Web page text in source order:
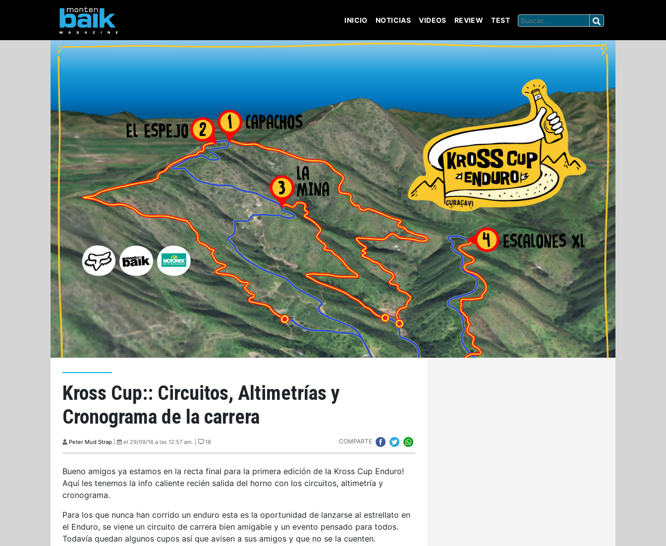
INICIO NOTICIAS VIDEOS REVIEW TEST
Kross Cup:: Circuitos, Altimetrías y
Cronograma de la carrera
Peter Mud Strap el 29/09/16 a las 12:57 am. | 18 COMPARTE
Bueno amigos ya estamos en la recta final para la primera edición de la Kross Cup Enduro!
Aquí les tenemos la info caliente recién salida del horno con los circuitos, altimetría y
cronograma.
Para los que nunca han corrido un enduro esta es la oportunidad de lanzarse al estrellato en
el Enduro, se viene un circuito de carrera bien amigable y un evento pensado para todos.
Todavía quedan algunos cupos así que avisen a sus amigos y que no se la cuenten.